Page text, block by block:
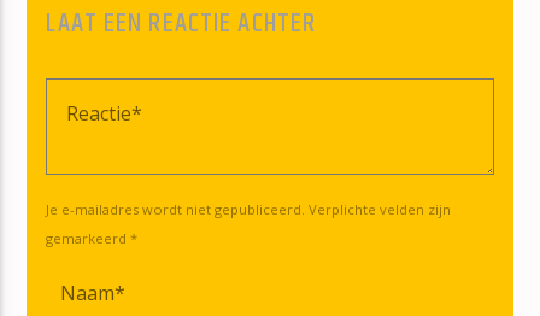
LAAT EEN REACTIE ACHTER
Je e-mailadres wordt niet gepubliceerd. Verplichte velden zijn
gemarkeerd *